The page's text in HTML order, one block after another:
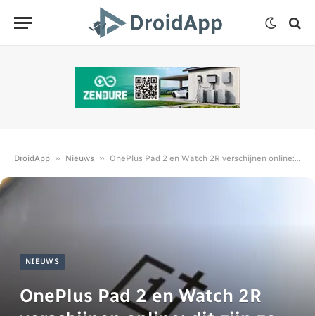
DroidApp » Nieuws » OnePlus Pad 2 en Watch 2R verschijnen online: dit zijn ze
NIEUWS
OnePlus Pad 2 en Watch 2R